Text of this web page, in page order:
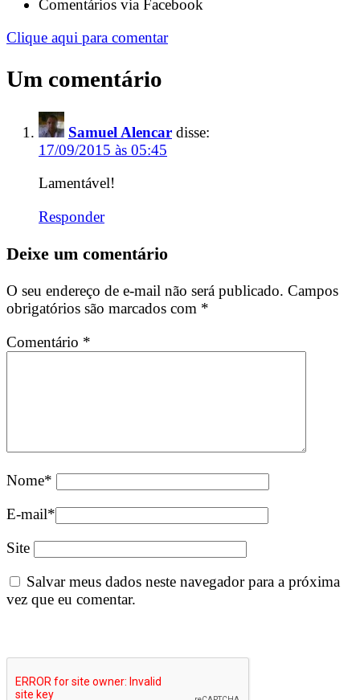
Comentários via Facebook
Clique aqui para comentar
Um comentário
Samuel Alencar disse:
17/09/2015 às 05:45
Lamentável!
Responder
Deixe um comentário
O seu endereço de e-mail não será publicado. Campos
obrigatórios são marcados com *
Comentário *
Nome*
E-mail*
Site
Salvar meus dados neste navegador para a próxima
vez que eu comentar.